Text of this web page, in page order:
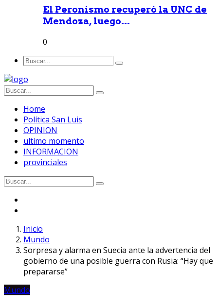
El Peronismo recuperó la UNC de
Mendoza, luego...
0
Home
Política San Luis
OPINION
ultimo momento
INFORMACION
provinciales
Inicio
Mundo
Sorpresa y alarma en Suecia ante la advertencia del
gobierno de una posible guerra con Rusia: “Hay que
prepararse”
Mundo